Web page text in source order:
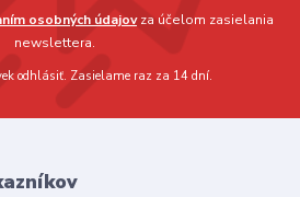
osobných údajovza účelom zasielania
newslettera.
odhlásiť. Zasielame raz za 14 dní.